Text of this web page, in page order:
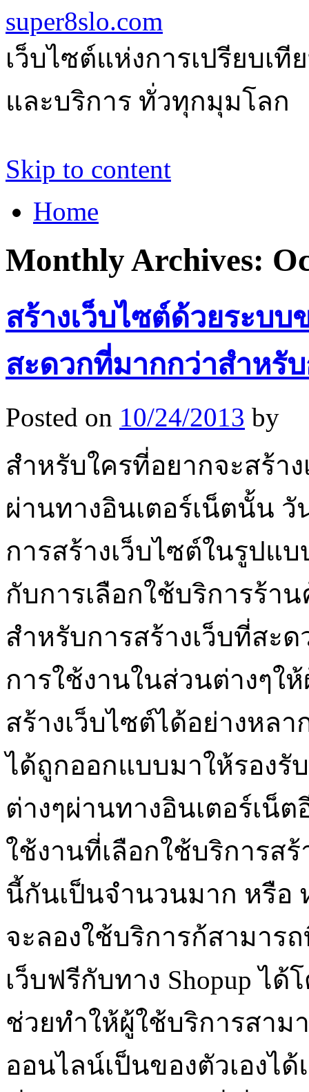
super8slo.com
เว็บไซต์แห่งการเปรียบเ
และบริการ ทั่วทุกมุมโลก
Skip to content
Home
Monthly Archives:
สร้างเว็บไซต์ด้วยระบ
สะดวกที่มากกว่าสำหรั
Posted on 10/24/2013 by
สำหรับใครที่อยากจะสร้า
ผ่านทางอินเตอร์เน็ตนั้น
การสร้างเว็บไซต์ในรูปแ
กับการเลือกใช้บริการร้า
สำหรับการสร้างเว็บที่สะ
การใช้งานในส่วนต่างๆใ
สร้างเว็บไซต์ได้อย่างหล
ได้ถูกออกแบบมาให้รองรั
ต่างๆผ่านทางอินเตอร์เน็
ใช้งานที่เลือกใช้บริการส
นี้กันเป็นจำนวนมาก หรือ
จะลองใช้บริการก้สามาร
เว็บฟรีกับทาง Shopup ไ
ช่วยทำให้ผู้ใช้บริการสาม
ออนไลน์เป็นของตัวเองไ